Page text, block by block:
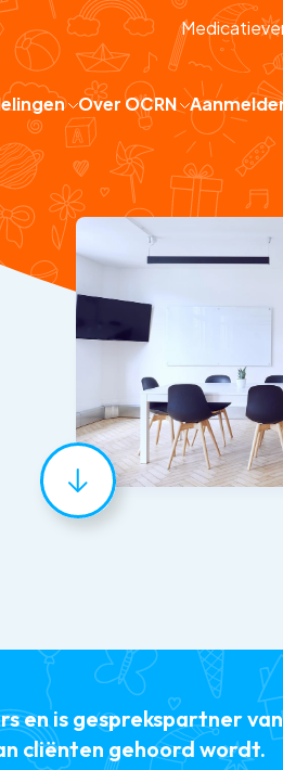
Over OCRN
en is gesprekspartner
cliënten gehoord wordt.